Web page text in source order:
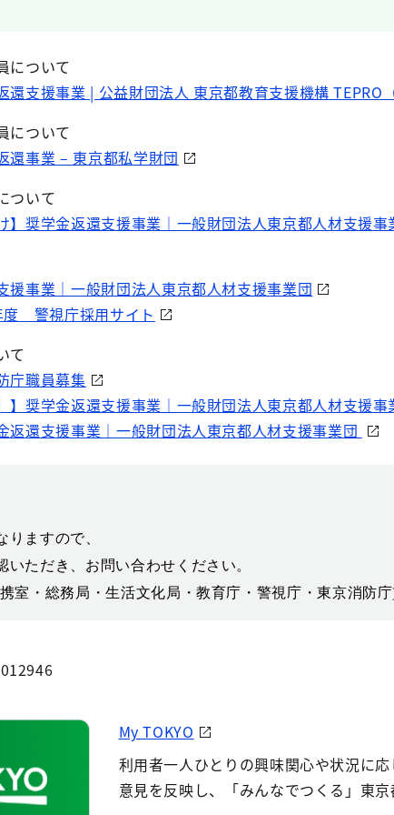
について
支援事業 | 公益財団法人 東京都教育支援機構 TEPRO（
について
還事業 – 東京都私学財団
ついて
】奨学金返還支援事業｜一般財団法人東京都人材支援事
援事業｜一般財団法人東京都人材支援事業団
度 警視庁採用サイト
て
庁職員募集
】奨学金返還支援事業｜一般財団法人東京都人材支援事
返還支援事業｜一般財団法人東京都人材支援事業団
りますので、
いただき、お問い合わせください。
室・総務局・生活文化局・教育庁・警視庁・東京消防庁
My TOKYO
利用者一人ひとりの興味関心や状況に
意見を反映し、「みんなでつくる」東京